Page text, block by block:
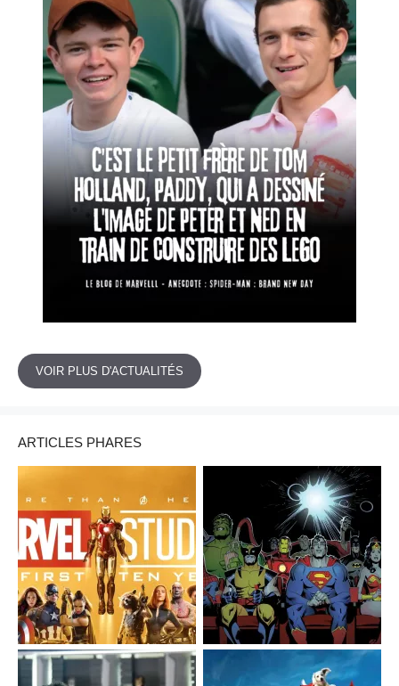
VOIR PLUS D'ACTUALITÉS
ARTICLES PHARES